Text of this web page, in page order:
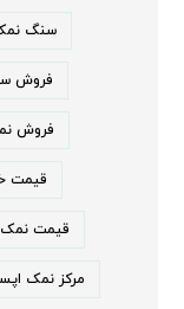
سنگ
فروش
فروش
قیمت
قیمت
مرکز نمک